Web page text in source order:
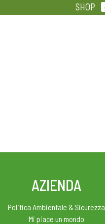
SHOP
AZIENDA
Politica Ambientale & Sicurezza
Mi piace un mondo